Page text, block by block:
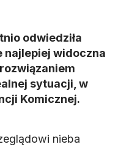
odwiedziła
najlepiej widoczna
sytuacji, w
Komicznej.
nieba